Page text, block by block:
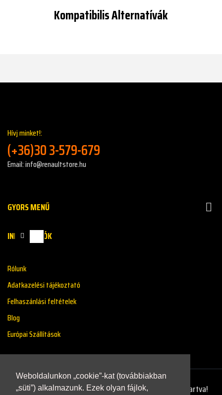
Weboldalunkon „cookie”-kat (továbbiakban
„süti”) alkalmazunk. Ezek olyan fájlok,
Kompatibilis Alternatívák
Hívj minket!:
(+36)30 3-579-679
Email: info@renaultstore.hu
GYORS MENŰ 
INFORMÁCIÓK
Rólunk
Adatkazelési tájékoztató
Felhaszánlási feltételek
Blog
Európai Szállítások
Copyright © 2021 - Renaultstore.hu - Minden Jog Fenntartva!